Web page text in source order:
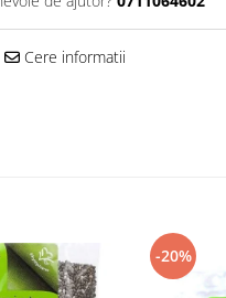
Cere informatii
-20%